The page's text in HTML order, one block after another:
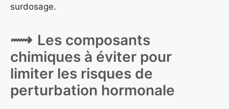
surdosage.
Les composants
chimiques à éviter pour
limiter les risques de
perturbation hormonale